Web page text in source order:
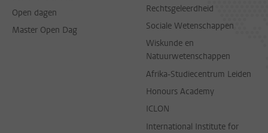
Open dagen
Master Open Dag
Rechtsgeleerdheid
Sociale Wetenschappen
Wiskunde en
Natuurwetenschappen
Afrika-Studiecentrum Leiden
Honours Academy
ICLON
International Institute for